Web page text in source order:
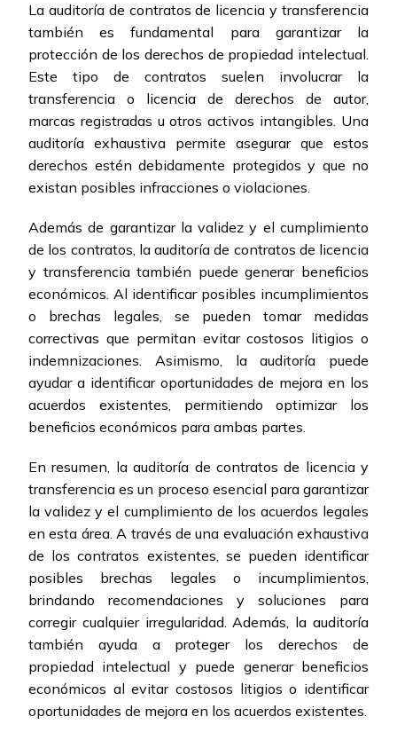
La auditoría de contratos de licencia y transferencia
también es fundamental para garantizar la
protección de los derechos de propiedad intelectual.
Este tipo de contratos suelen involucrar la
transferencia o licencia de derechos de autor,
marcas registradas u otros activos intangibles. Una
auditoría exhaustiva permite asegurar que estos
derechos estén debidamente protegidos y que no
existan posibles infracciones o violaciones.
Además de garantizar la validez y el cumplimiento
de los contratos, la auditoría de contratos de licencia
y transferencia también puede generar beneficios
económicos. Al identificar posibles incumplimientos
o brechas legales, se pueden tomar medidas
correctivas que permitan evitar costosos litigios o
indemnizaciones. Asimismo, la auditoría puede
ayudar a identificar oportunidades de mejora en los
acuerdos existentes, permitiendo optimizar los
beneficios económicos para ambas partes.
En resumen, la auditoría de contratos de licencia y
transferencia es un proceso esencial para garantizar
la validez y el cumplimiento de los acuerdos legales
en esta área. A través de una evaluación exhaustiva
de los contratos existentes, se pueden identificar
posibles brechas legales o incumplimientos,
brindando recomendaciones y soluciones para
corregir cualquier irregularidad. Además, la auditoría
también ayuda a proteger los derechos de
propiedad intelectual y puede generar beneficios
económicos al evitar costosos litigios o identificar
oportunidades de mejora en los acuerdos existentes.